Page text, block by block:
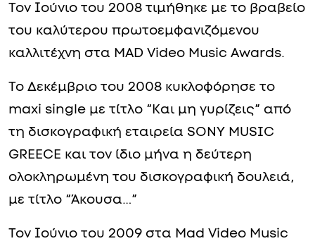
Τον Ιούνιο του 2008 τιμήθηκε με το βραβείο
του καλύτερου πρωτοεμφανιζόμενου
καλλιτέχνη στα MAD Video Music Awards.
Το Δεκέμβριο του 2008 κυκλοφόρησε το
maxi single με τίτλο “Και μη γυρίζεις” από
τη δισκογραφική εταιρεία SONY MUSIC
GREECE και τον ίδιο μήνα η δεύτερη
ολοκληρωμένη του δισκογραφική δουλειά,
με τίτλο “Άκουσα…”
Τον Ιούνιο του 2009 στα Mad Video Music